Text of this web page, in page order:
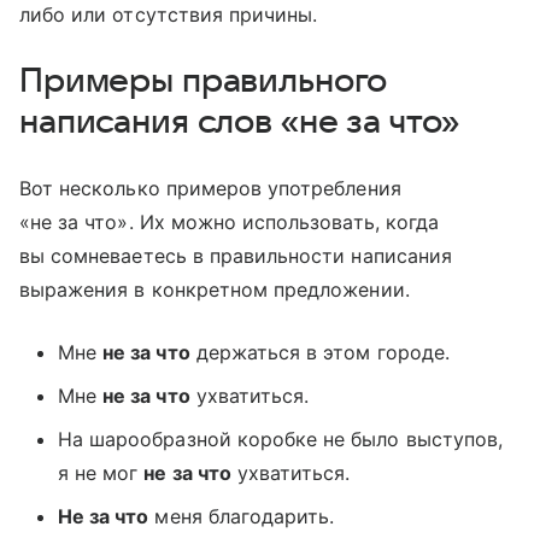
либо или отсутствия причины.
Примеры правильного
написания слов «не за что»
Вот несколько примеров употребления
«не за что». Их можно использовать, когда
вы сомневаетесь в правильности написания
выражения в конкретном предложении.
Мне не за чтодержаться в этом городе.
Мне не за чтоухватиться.
На шарообразной коробке не было выступов,
я не мог не за чтоухватиться.
Не за что меня благодарить.